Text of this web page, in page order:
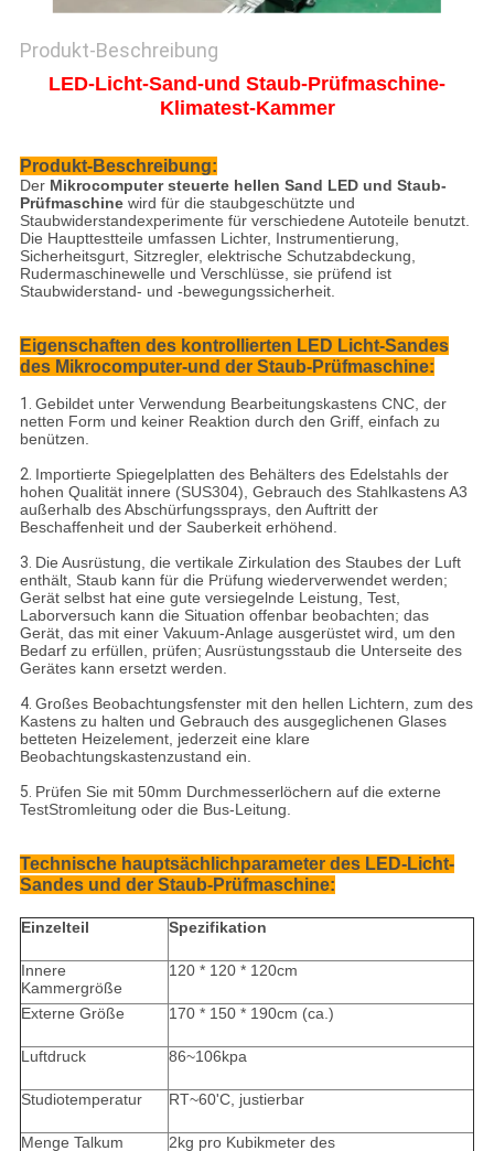
Produkt-Beschreibung
LED-Licht-Sand-und Staub-Prüfmaschine-
Klimatest-Kammer
Produkt-Beschreibung:
Der Mikrocomputer steuerte hellen Sand LED und Staub-
Prüfmaschinewird für die staubgeschützte und
Staubwiderstandexperimente für verschiedene Autoteile benutzt.
Die Haupttestteile umfassen Lichter, Instrumentierung,
Sicherheitsgurt, Sitzregler, elektrische Schutzabdeckung,
Rudermaschinewelle und Verschlüsse, sie prüfend ist
Staubwiderstand- und -bewegungssicherheit.
Eigenschaften des kontrollierten LED Licht-Sandes
des Mikrocomputer-und der Staub-Prüfmaschine:
1. Gebildet unter Verwendung Bearbeitungskastens CNC, der
netten Form und keiner Reaktion durch den Griff, einfach zu
benützen.
2. Importierte Spiegelplatten des Behälters des Edelstahls der
hohen Qualität innere (SUS304), Gebrauch des Stahlkastens A3
außerhalb des Abschürfungssprays, den Auftritt der
Beschaffenheit und der Sauberkeit erhöhend.
3. Die Ausrüstung, die vertikale Zirkulation des Staubes der Luft
enthält, Staub kann für die Prüfung wiederverwendet werden;
Gerät selbst hat eine gute versiegelnde Leistung, Test,
Laborversuch kann die Situation offenbar beobachten; das
Gerät, das mit einer Vakuum-Anlage ausgerüstet wird, um den
Bedarf zu erfüllen, prüfen; Ausrüstungsstaub die Unterseite des
Gerätes kann ersetzt werden.
4. Großes Beobachtungsfenster mit den hellen Lichtern, zum des
Kastens zu halten und Gebrauch des ausgeglichenen Glases
betteten Heizelement, jederzeit eine klare
Beobachtungskastenzustand ein.
5. Prüfen Sie mit 50mm Durchmesserlöchern auf die externe
TestStromleitung oder die Bus-Leitung.
Technische hauptsächlichparameter des LED-Licht-
Sandes und der Staub-Prüfmaschine:
Einzelteil Spezifikation
Innere
Kammergröße
120 * 120 * 120cm
Externe Größe 170 * 150 * 190cm (ca.)
Luftdruck 86~106kpa
Studiotemperatur RT~60'C, justierbar
Menge Talkum 2kg pro Kubikmeter des